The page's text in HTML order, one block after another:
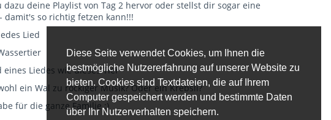
Diese Seite verwendet Cookies, um Ihnen die
bestmögliche Nutzererfahrung auf unserer Website zu
bieten. Cookies sind Textdateien, die auf Ihrem
Computer gespeichert werden und bestimmte Daten
über Ihr Nutzerverhalten speichern.
deine Playlist von Tag 2 hervor oder stellst dir sogar eine
damit's so richtig fetzen kann!!!
Lied
eines Liedes wie dieses Tier
ein Wal zu rockiger Musik? Oder ein Krebsli?
für die ganze Familie :)